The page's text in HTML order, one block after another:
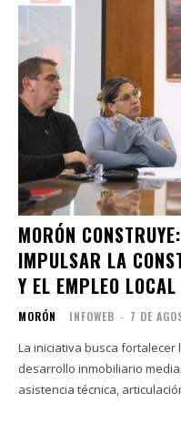
MORÓN
IMPULSAR LA
Y EL EMPLEO LOCAL
MORÓN INFOWEB - 7 DE
La iniciativa busca fortalecer
desarrollo inmobiliario
asistencia técnica,